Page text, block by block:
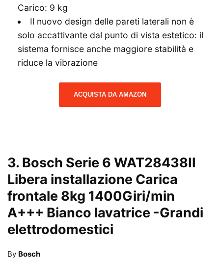
Carico: 9 kg
Il nuovo design delle pareti laterali non è
solo accattivante dal punto di vista estetico: il
sistema fornisce anche maggiore stabilità e
riduce la vibrazione
ACQUISTA DA AMAZON
3. Bosch Serie 6 WAT28438II
Libera installazione Carica
frontale 8kg 1400Giri/min
A+++ Bianco lavatrice -Grandi
elettrodomestici
By Bosch